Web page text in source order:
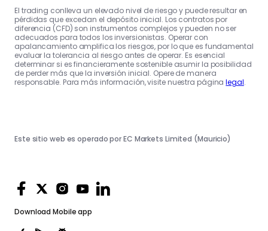
El trading conlleva un elevado nivel de riesgo y puede resultar en
pérdidas que excedan el depósito inicial. Los contratos por
diferencia (CFD) son instrumentos complejos y pueden no ser
adecuados para todos los inversionistas. Operar con
apalancamiento amplifica los riesgos, por lo que es fundamental
evaluar la tolerancia al riesgo antes de operar. Es esencial
determinar si es financieramente sostenible asumir la posibilidad
de perder más que la inversión inicial. Opere de manera
responsable. Para más información, visite nuestra páginalegal.
Download Mobile app
Este sitio web es operado por EC Markets Limited (Mauricio)